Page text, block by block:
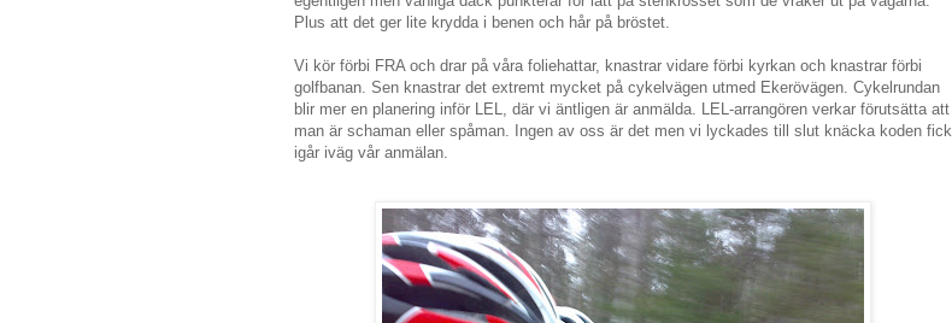
Plus att det ger lite krydda i benen och hår på bröstet.
Vi kör förbi FRA och drar på våra foliehattar, knastrar vidare förbi kyrkan och knastrar förbi
golfbanan. Sen knastrar det extremt mycket på cykelvägen utmed Ekerövägen. Cykelrundan
blir mer en planering inför LEL, där vi äntligen är anmälda. LEL-arrangören verkar förutsätta att
man är schaman eller spåman. Ingen av oss är det men vi lyckades till slut knäcka koden fick
igår iväg vår anmälan.